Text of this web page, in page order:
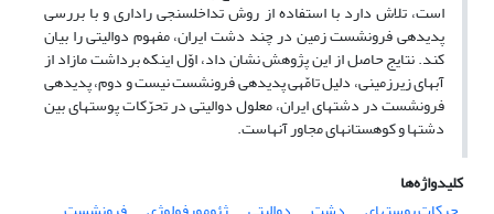
است، تلاش دارد با استفاده از روش تداخل‎سنجی راداری و با بررسی
پدیده‎ی فرونشست زمین در چند دشت ایران، مفهوم دوالیتی را بیان
کند. نتایج حاصل از این پژوهش نشان داد، اوّل اینکه برداشت مازاد از
آبهای زیرزمینی، دلیل تامّه‎ی پدیده‎ی فرونشست نیست و دوم، پدیده‎ی
فرونشست در دشت‎های ایران، معلول دوالیتی در تحرّکات پوسته‎ای بین
دشت‎ها و کوهستان‎های مجاور آنهاست.
کلیدواژه‌ها